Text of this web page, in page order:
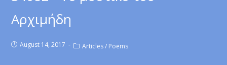
Αρχιμήδη
August 14, 2017 Articles / Poems